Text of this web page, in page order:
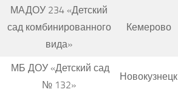
МАДОУ 234 «Детский
сад комбинированного
вида»
Кемерово
МБ ДОУ «Детский сад
№ 132»
Новокузнецк